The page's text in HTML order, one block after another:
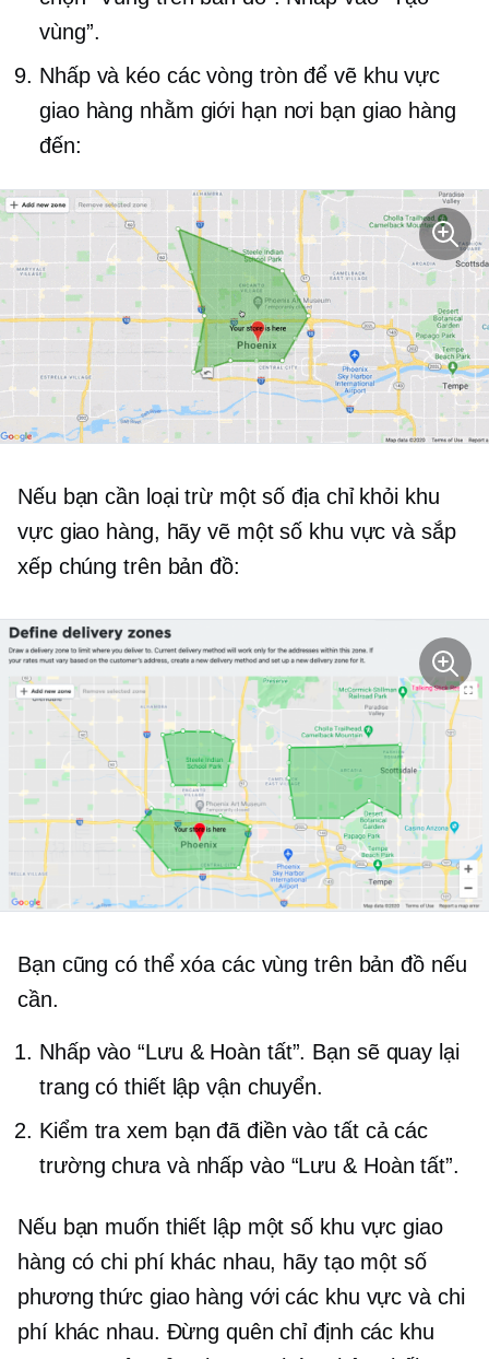
vùng”.
Nhấp và kéo các vòng tròn để vẽ khu vực
giao hàng nhằm giới hạn nơi bạn giao hàng
đến:
Nếu bạn cần loại trừ một số địa chỉ khỏi khu
vực giao hàng, hãy vẽ một số khu vực và sắp
xếp chúng trên bản đồ:
Bạn cũng có thể xóa các vùng trên bản đồ nếu
cần.
Nhấp vào “Lưu & Hoàn tất”. Bạn sẽ quay lại
trang có thiết lập vận chuyển.
Kiểm tra xem bạn đã điền vào tất cả các
trường chưa và nhấp vào “Lưu & Hoàn tất”.
Nếu bạn muốn thiết lập một số khu vực giao
hàng có chi phí khác nhau, hãy tạo một số
phương thức giao hàng với các khu vực và chi
phí khác nhau. Đừng quên chỉ định các khu